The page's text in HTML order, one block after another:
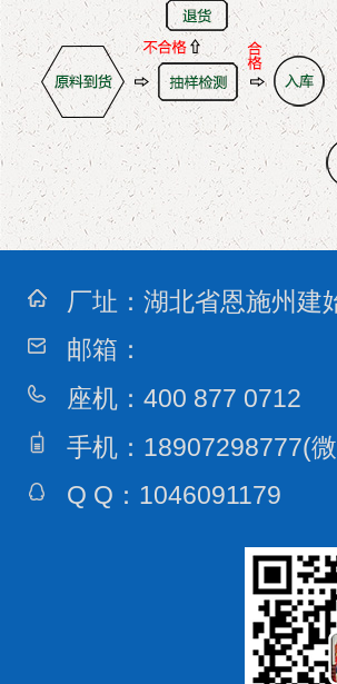
厂址： 湖北省恩施州建
邮箱：
座机： 400 877 0712
手机： 18907298777(微
Q Q： 1046091179